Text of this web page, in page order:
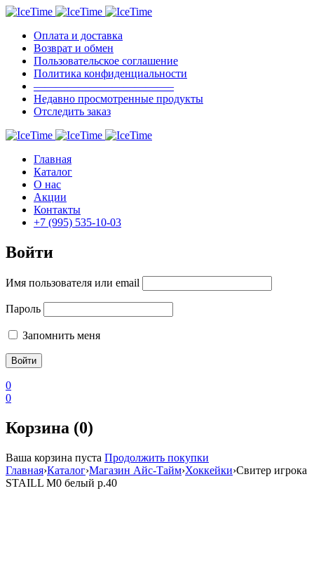
Оплата и доставка
Возврат и обмен
Пользовательское соглашение
Политика конфиденциальности
————————————–
Недавно просмотренные продукты
Отследить заказ
Главная
Каталог
О нас
Акции
Контакты
+7 (995) 535-10-03
Войти
Имя пользователя или email
Пароль
Запомнить меня
0
0
Корзина (0)
Ваша корзина пуста Продолжить покупки
Главная›Каталог›Магазин Айс-Тайм›Хоккейки›Свитер игрока
STAILL М0 белый р.40